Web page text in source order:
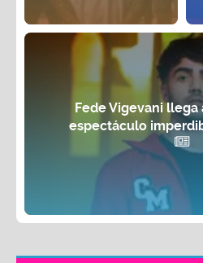
Fede Vigevani llega
espectáculo